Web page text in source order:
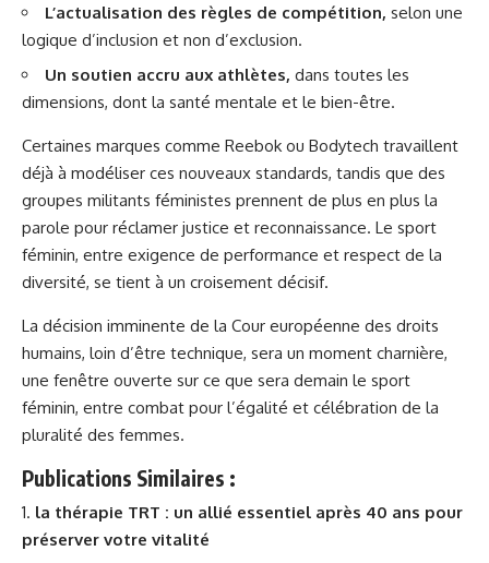
L’actualisation des règles de compétition, selon une
logique d’inclusion et non d’exclusion.
Un soutien accru aux athlètes, dans toutes les
dimensions, dont la santé mentale et le bien-être.
Certaines marques comme Reebok ou Bodytech travaillent
déjà à modéliser ces nouveaux standards, tandis que des
groupes militants féministes prennent de plus en plus la
parole pour réclamer justice et reconnaissance. Le sport
féminin, entre exigence de performance et respect de la
diversité, se tient à un croisement décisif.
La décision imminente de la Cour européenne des droits
humains, loin d’être technique, sera un moment charnière,
une fenêtre ouverte sur ce que sera demain le sport
féminin, entre combat pour l’égalité et célébration de la
pluralité des femmes.
Publications Similaires :
la thérapie TRT : un allié essentiel après 40 ans pour
préserver votre vitalité